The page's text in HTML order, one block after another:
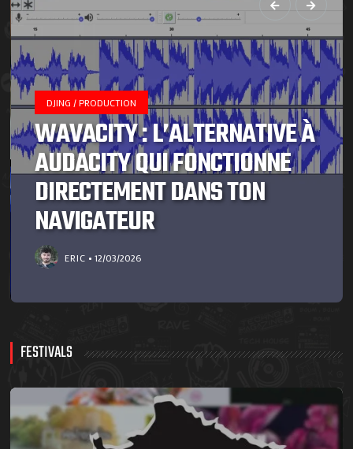
DJING / PRODUCTION
WAVACITY : L’ALTERNATIVE À
AUDACITY QUI FONCTIONNE
DIRECTEMENT DANS TON
NAVIGATEUR
ERIC 12/03/2026
FESTIVALS